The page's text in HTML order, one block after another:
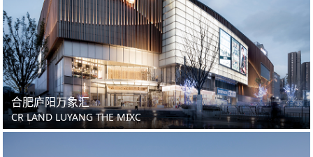
合肥庐阳万象汇
CR LAND LUYANG THE MIXC